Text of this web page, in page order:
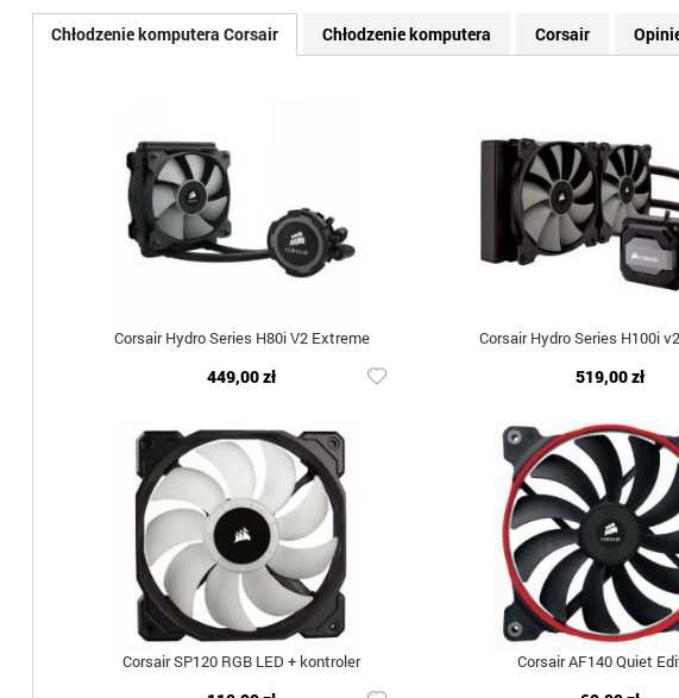
Chłodzenie komputera Corsair Chłodzenie komputera Corsair
Corsair Hydro Series H80i V2 Extreme
449,00 zł
Corsair Hydro Series H100i
519,00 zł
Corsair SP120 RGB LED + kontroler Corsair AF140 Quiet